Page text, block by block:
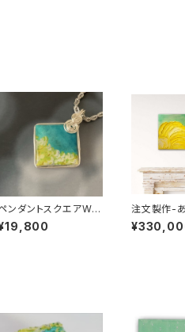
ンダントスクエアW-
ナジーアクセサリーT
注文製作-
のREIKI
アクリル画